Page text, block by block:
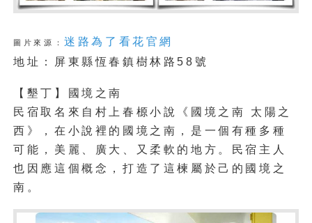
圖片來源：迷路為了看花官網
地址：屏東縣恆春鎮樹林路58號
【墾丁】國境之南
民宿取名來自村上春榞小說《國境之南 太陽之
西》，在小說裡的國境之南，是一個有種多種
可能，美麗、廣大、又柔軟的地方。民宿主人
也因應這個概念，打造了這楝屬於己的國境之
南。